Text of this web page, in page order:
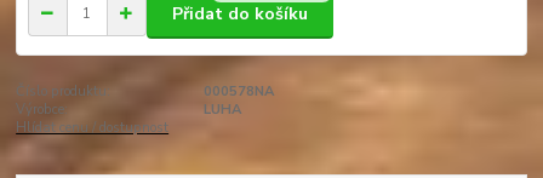
Přidat do košíku
Číslo produktu:
000578NA
Výrobce:
LUHA
Hlídat cenu / dostupnost